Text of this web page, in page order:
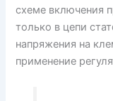
схеме включения
только в цепи
напряжения на
применение